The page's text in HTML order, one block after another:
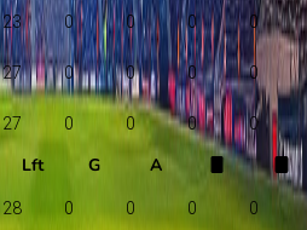
23 0 0 0 0
27 0 0 0 0
27 0 0 0 0
Lft G A
28 0 0 0 0